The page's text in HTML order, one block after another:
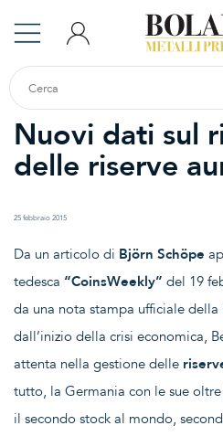
Nuovi dati sul
delle riserve
25 febbraio 2015
Da un articolo di Björn Schöpe
tedesca “CoinsWeekly” del 19
da una nota stampa ufficiale della
dall’inizio della crisi economica,
attenta nella gestione delle
tutto, la Germania con le sue
il secondo stock al mondo,